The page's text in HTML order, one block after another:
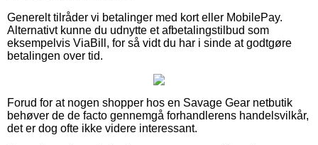
Generelt tilråder vi betalinger med kort eller MobilePay.
Alternativt kunne du udnytte et afbetalingstilbud som
eksempelvis ViaBill, for så vidt du har i sinde at godtgøre
betalingen over tid.
Forud for at nogen shopper hos en Savage Gear netbutik
behøver de de facto gennemgå forhandlerens handelsvilkår,
det er dog ofte ikke videre interessant.